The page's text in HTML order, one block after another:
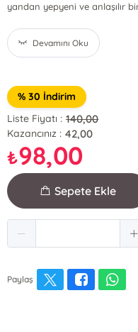
yandan yepyeni ve anlaşılır
Devamını Oku
% 30 İndirim
Liste Fiyatı : 140,00
Kazancınız : 42,00
₺98,00
Sepete Ekle
Paylaş